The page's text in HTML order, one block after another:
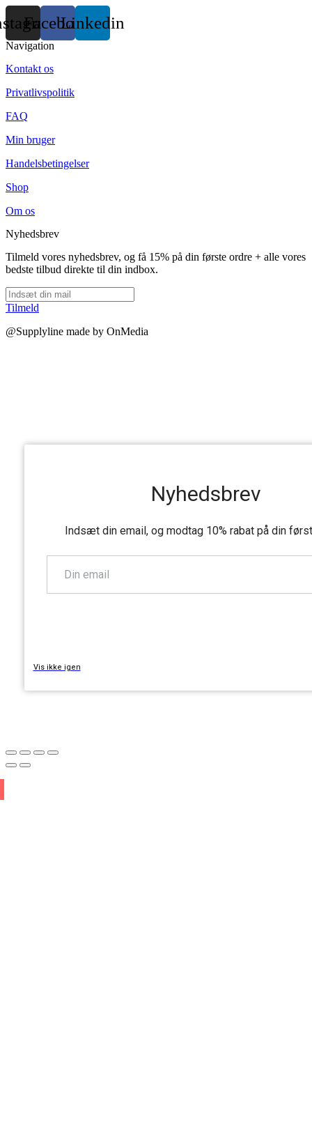
FacebookLinkedin
Navigation
Kontakt os
Privatlivspolitik
FAQ
Min bruger
Handelsbetingelser
Shop
Om os
Nyhedsbrev
Tilmeld vores nyhedsbrev, og få 15% på din første ordre + alle vores
bedste tilbud direkte til din indbox.
Tilmeld
@Supplyline made by OnMedia
Nyhedsbrev
Indsæt din email, og modtag 10% rabat på din
Vis ikke igen